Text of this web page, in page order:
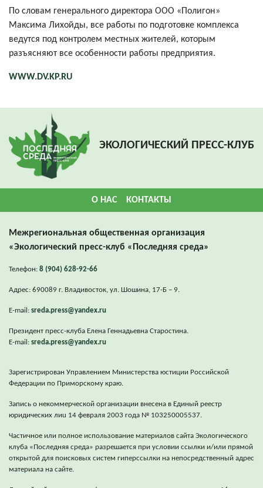
По словам генерального директора ООО «Полигон»
Максима Лихойды, все работы по подготовке комплекса
ведутся под контролем местных жителей, которым
разъясняют все особенности работы предприятия.
WWW.DV.KP.RU
ЭКОЛОГИЧЕСКИЙ ПРЕСС-КЛУБ
О НАС КОНТАКТЫ
Межрегиональная общественная организация
«Экологический пресс-клуб «Последняя среда»
Телефон: 8 (904) 628-92-66
Адрес: 690089 г. Владивосток, ул. Шошина, 17-Б – 9.
E-mail: sreda.press@yandex.ru
Президент пресс-клуба Елена Геннадьевна Старостина.
E-mail: sreda.press@yandex.ru
Зарегистрирован Управлением Министерства юстиции Российской
Федерации по Приморскому краю.
Запись о некоммерческой организации внесена в Единый реестр
юридических лиu 14 февраля 2003 года № 103250005537.
Частичное или полное использование материалов сайта Экологического
клуба «Последняя среда» разрешается при условии ссылки и/или прямой
открытой для поисковых систем гиперссылки на непосредственный адрес
материала на сайте.